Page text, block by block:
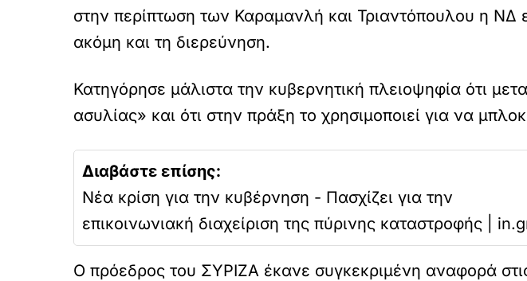
στην περίπτωση των Καραμανλή και Τριαντόπουλου η ΝΔ
ακόμη και τη διερεύνηση.
Κατηγόρησε μάλιστα την κυβερνητική πλειοψηφία ότι
ασυλίας» και ότι στην πράξη το χρησιμοποιεί για να
Διαβάστε επίσης:
Νέα κρίση για την κυβέρνηση - Πασχίζει για την
επικοινωνιακή διαχείριση της πύρινης καταστροφής |
Ο πρόεδρος του ΣΥΡΙΖΑ έκανε συγκεκριμένη αναφορά